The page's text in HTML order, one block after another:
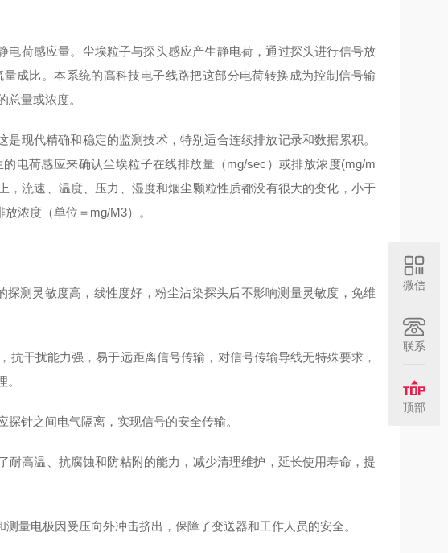
电荷感应量。尘埃粒子与探头感应产生静电荷，通过探头进行信号放
成比。本系统的高科技电子线路把这部分电荷转换成为控制信号输
总量或浓度。
现代精确和稳定的监测技术，特别适合连续排放记录和数据累积。
电荷感应来确认尘埃粒子在线排放量（mg/sec）或排放浓度(mg/m
，流速、温度、压力、湿度和烟尘颗粒性质都没有很大的变化，小于
浓度（单位＝mg/M3）。
测灵敏度高，线性度好，粉尘沾染探头后不影响测量灵敏度，免维
干扰能力强，易于远距离信号传输，对信号传输导线无特殊要求，
针之间电气隔离，实现信号的安全传输。
高温、抗腐蚀和防粘附的能力，减少清理维护，延长使用寿命，提
量电极因受压向外冲击挤出，保障了变送器和工作人员的安全。
微信
联系
顶部